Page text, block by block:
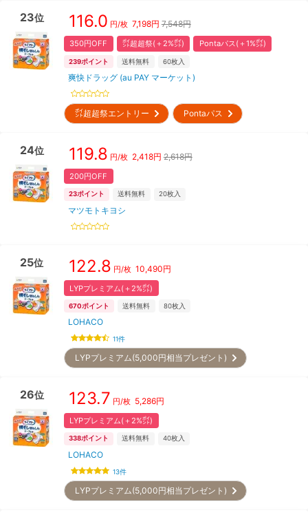
23位 116.0 円/枚 7,198円 7,548円
350円OFF ㌽超超祭(＋2%㌽) Pontaパス(＋1%㌽)
239ポイント 送料無料 60枚入
爽快ドラッグ (au PAY マーケット)
㌽超超祭エントリー Pontaパス
24位 119.8 円/枚 2,418円 2,618円
200円OFF
23ポイント 送料無料 20枚入
マツモトキヨシ
25位 122.8 円/枚 10,490円
LYPプレミアム(＋2%㌽)
670ポイント 送料無料 80枚入
LOHACO
11件
LYPプレミアム(5,000円相当プレゼント)
26位 123.7 円/枚 5,286円
LYPプレミアム(＋2%㌽)
338ポイント 送料無料 40枚入
LOHACO
13件
LYPプレミアム(5,000円相当プレゼント)